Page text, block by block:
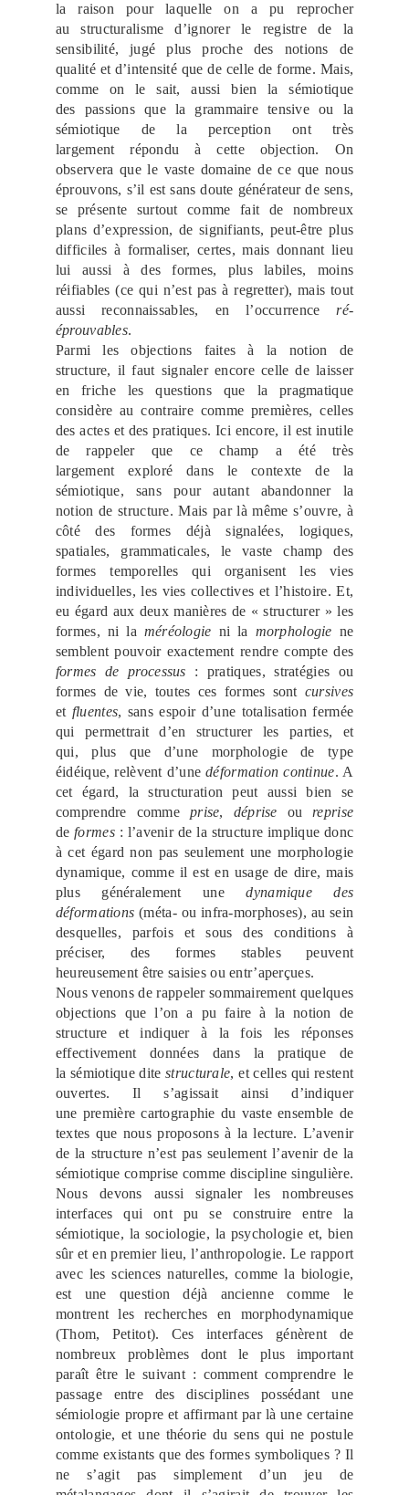
la raison pour laquelle on a pu reprocher
au structuralisme d’ignorer le registre de la
sensibilité, jugé plus proche des notions de
qualité et d’intensité que de celle de forme. Mais,
comme on le sait, aussi bien la sémiotique
des passions que la grammaire tensive ou la
sémiotique de la perception ont très
largement répondu à cette objection. On
observera que le vaste domaine de ce que nous
éprouvons, s’il est sans doute générateur de sens,
se présente surtout comme fait de nombreux
plans d’expression, de signifiants, peut-être plus
difficiles à formaliser, certes, mais donnant lieu
lui aussi à des formes, plus labiles, moins
réifiables (ce qui n’est pas à regretter), mais tout
aussi reconnaissables, en l’occurrenceré-
éprouvables.
Parmi les objections faites à la notion de
structure, il faut signaler encore celle de laisser
en friche les questions que la pragmatique
considère au contraire comme premières, celles
des actes et des pratiques. Ici encore, il est inutile
de rappeler que ce champ a été très
largement exploré dans le contexte de la
sémiotique, sans pour autant abandonner la
notion de structure. Mais par là même s’ouvre, à
côté des formes déjà signalées, logiques,
spatiales, grammaticales, le vaste champ des
formes temporelles qui organisent les vies
individuelles, les vies collectives et l’histoire. Et,
eu égard aux deux manières de « structurer » les
formes, ni la méréologie ni la morphologie ne
semblent pouvoir exactement rendre compte des
formes de processus : pratiques, stratégies ou
formes de vie, toutes ces formes sont cursives
et fluentes, sans espoir d’une totalisation fermée
qui permettrait d’en structurer les parties, et
qui, plus que d’une morphologie de type
éidéique, relèvent d’unedéformation continue. A
cet égard, la structuration peut aussi bien se
comprendre comme prise, déprise oureprise
deformes: l’avenir de la structure implique donc
à cet égard non pas seulement une morphologie
dynamique, comme il est en usage de dire, mais
plus généralement unedynamique des
déformations (méta- ou infra-morphoses), au sein
desquelles, parfois et sous des conditions à
préciser, des formes stables peuvent
heureusement être saisies ou entr’aperçues.
Nous venons de rappeler sommairement quelques
objections que l’on a pu faire à la notion de
structure et indiquer à la fois les réponses
effectivement données dans la pratique de
la sémiotique ditestructurale, et celles qui restent
ouvertes. Il s’agissait ainsi d’indiquer
une première cartographie du vaste ensemble de
textes que nous proposons à la lecture. L’avenir
de la structure n’est pas seulement l’avenir de la
sémiotique comprise comme discipline singulière.
Nous devons aussi signaler les nombreuses
interfaces qui ont pu se construire entre la
sémiotique, la sociologie, la psychologie et, bien
sûr et en premier lieu, l’anthropologie. Le rapport
avec les sciences naturelles, comme la biologie,
est une question déjà ancienne comme le
montrent les recherches en morphodynamique
(Thom, Petitot). Ces interfaces génèrent de
nombreux problèmes dont le plus important
paraît être le suivant : comment comprendre le
passage entre des disciplines possédant une
sémiologie propre et affirmant par là une certaine
ontologie, et une théorie du sens qui ne postule
comme existants que des formes symboliques ? Il
ne s’agit pas simplement d’un jeu de